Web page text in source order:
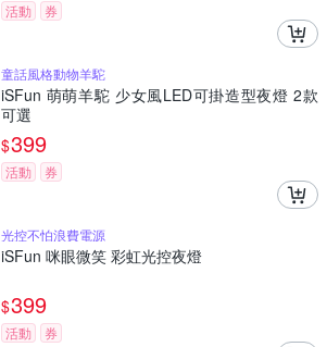
活動 券
童話風格動物羊駝
iSFun 萌萌羊駝 少女風LED可掛造型夜燈 2款
可選
$399
活動 券
光控不怕浪費電源
iSFun 咪眼微笑 彩虹光控夜燈
$399
活動 券